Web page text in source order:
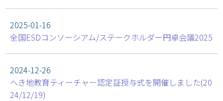
2025-01-16
全国ESDコンソーシアム/ステークホルダー円卓会議2025
2024-12-26
へき地教育ティーチャー認定証授与式を開催しました(20
24/12/19)